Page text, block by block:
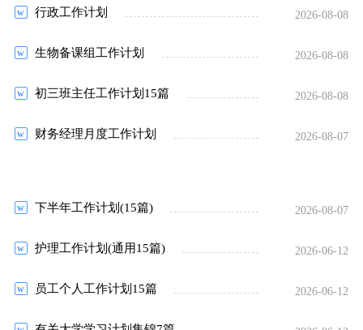
行政工作计划 2026-08-08
生物备课组工作计划 2026-08-08
初三班主任工作计划15篇 2026-08-08
财务经理月度工作计划 2026-08-07
下半年工作计划(15篇) 2026-08-07
护理工作计划(通用15篇) 2026-06-12
员工个人工作计划15篇 2026-06-12